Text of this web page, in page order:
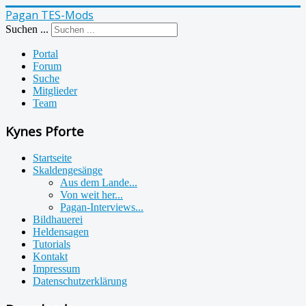
Pagan TES-Mods
Suchen ...
Portal
Forum
Suche
Mitglieder
Team
Kynes Pforte
Startseite
Skaldengesänge
Aus dem Lande...
Von weit her...
Pagan-Interviews...
Bildhauerei
Heldensagen
Tutorials
Kontakt
Impressum
Datenschutzerklärung